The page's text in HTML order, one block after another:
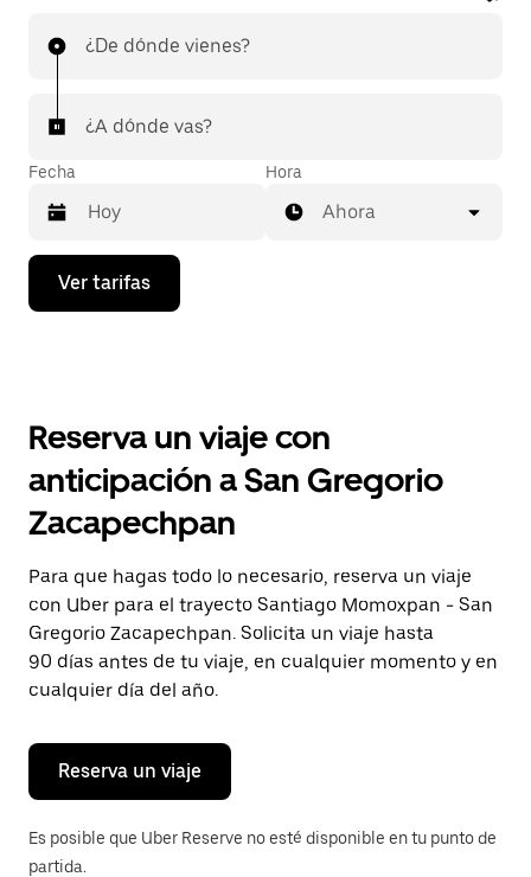
¿De dónde vienes?
¿A dónde vas?
Fecha
Presiona
flecha
el
y
selecciona
una
Presiona
la
tecla Esc
para
cerrar
el
calendario.
Hora
Ahora
Ver tarifas
Reserva un viaje con
anticipación a San Gregorio
Zacapechpan
Para que hagas todo lo necesario, reserva un viaje
con Uber para el trayecto Santiago Momoxpan - San
Gregorio Zacapechpan. Solicita un viaje hasta
90 días antes de tu viaje, en cualquier momento y en
cualquier día del año.
Reserva un viaje
Es posible que Uber Reserve no esté disponible en tu punto de
partida.